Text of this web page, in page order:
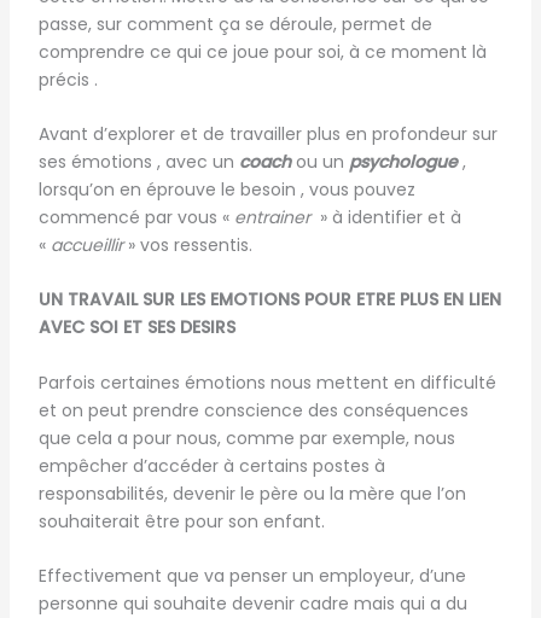
passe, sur comment ça se déroule, permet de
comprendre ce qui ce joue pour soi, à ce moment là
précis .
Avant d’explorer et de travailler plus en profondeur sur
ses émotions , avec un coachou un psychologue,
lorsqu’on en éprouve le besoin , vous pouvez
commencé par vous « entrainer» à identifier et à
« accueillir» vos ressentis.
UN TRAVAIL SUR LES EMOTIONS POUR ETRE PLUS EN LIEN
AVEC SOI ET SES DESIRS
Parfois certaines émotions nous mettent en difficulté
et on peut prendre conscience des conséquences
que cela a pour nous, comme par exemple, nous
empêcher d’accéder à certains postes à
responsabilités, devenir le père ou la mère que l’on
souhaiterait être pour son enfant.
Effectivement que va penser un employeur, d’une
personne qui souhaite devenir cadre mais qui a du